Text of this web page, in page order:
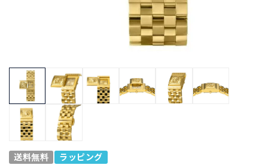
送料無料 ラッピング